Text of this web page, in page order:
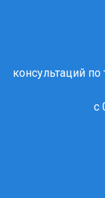
консультаций
с